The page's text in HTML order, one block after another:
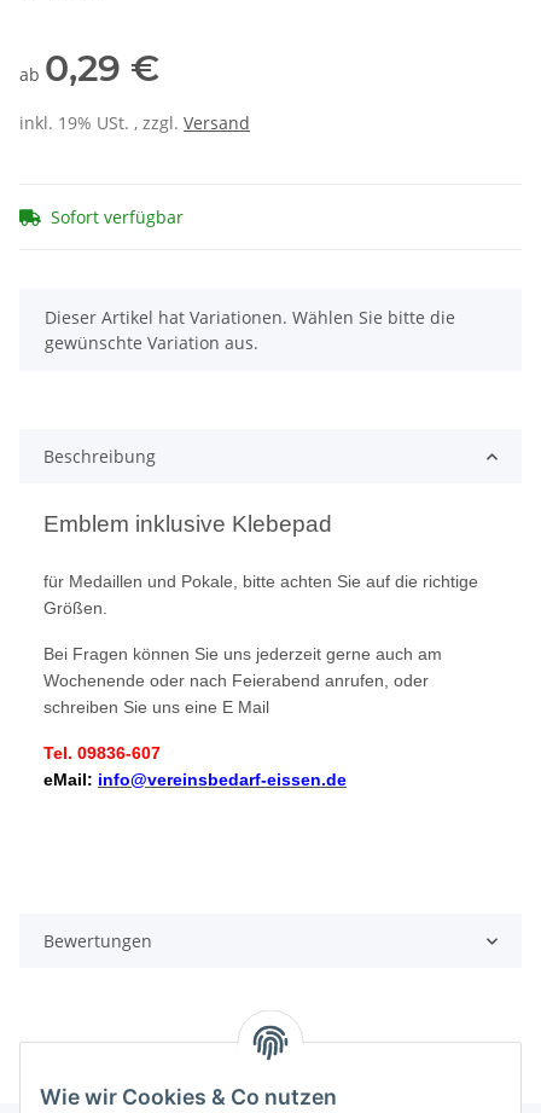
Wie wir Cookies & Co nutzen
ab 0,29 €
inkl. 19% USt. , zzgl. Versand
Sofort verfügbar
x
Dieser Artikel hat Variationen. Wählen Sie bitte die
gewünschte Variation aus.
Beschreibung
Emblem inklusive Klebepad
für Medaillen und Pokale, bitte achten Sie auf die richtige
Größen.
Bei Fragen können Sie uns jederzeit gerne auch am
Wochenende oder nach Feierabend anrufen, oder
schreiben Sie uns eine E Mail
Tel. 09836-607
eMail: info@vereinsbedarf-eissen.de
Bewertungen